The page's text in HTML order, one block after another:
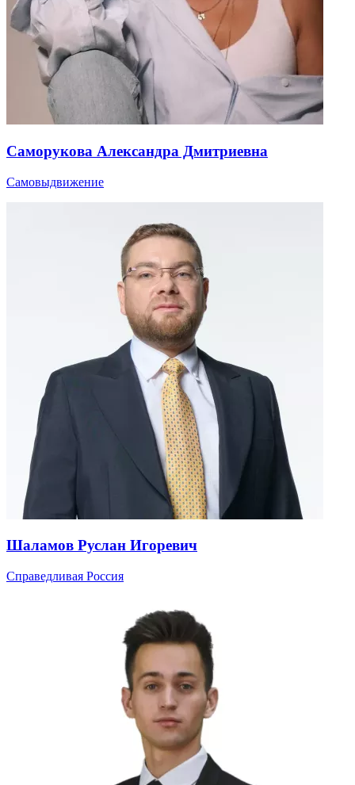
Саморукова Александра Дмитриевна
Самовыдвижение
Шаламов Руслан Игоревич
Справедливая Россия